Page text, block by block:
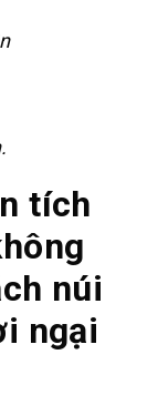
tích
núi
ngại